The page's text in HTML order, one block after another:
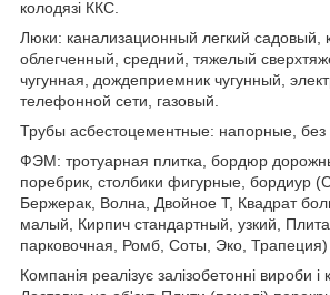
колодязі ККС.
Люки: канализационный легкий садовый,
облегченный, средний, тяжелый
чугунная, дождеприемник чугунный,
телефонной сети, газовый.
Трубы асбестоцементные: напорные,
ФЭМ: тротуарная плитка, бордюр
поребрик, столбики фигурные, бордиур
Бержерак, Волна, Двойное Т, Квадрат
малый, Кирпич стандартный, узкий,
парковочная, Ромб, Соты, Эко, Трапеция)
Компанія реалізує залізобетонні вироби і